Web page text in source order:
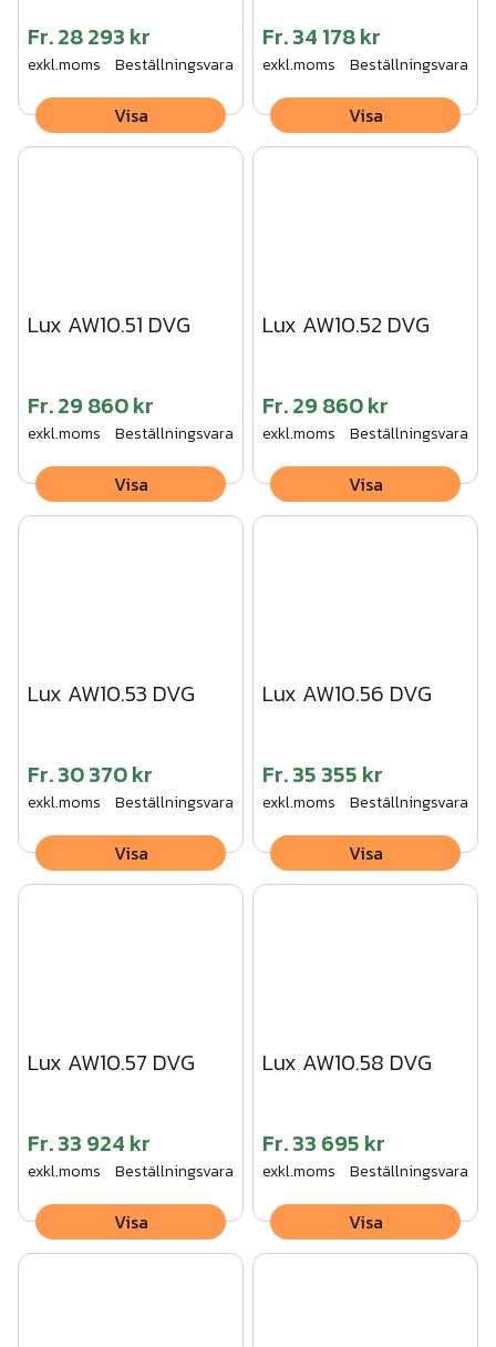
Fr.28 293 kr
exkl.moms Beställningsvara
Visa
Fr.34 178 kr
exkl.moms Beställningsvara
Visa
Lux AW10.51 DVG
Fr.29 860 kr
exkl.moms Beställningsvara
Visa
Lux AW10.52 DVG
Fr.29 860 kr
exkl.moms Beställningsvara
Visa
Lux AW10.53 DVG
Fr.30 370 kr
exkl.moms Beställningsvara
Visa
Lux AW10.56 DVG
Fr.35 355 kr
exkl.moms Beställningsvara
Visa
Lux AW10.57 DVG
Fr.33 924 kr
exkl.moms Beställningsvara
Visa
Lux AW10.58 DVG
Fr.33 695 kr
exkl.moms Beställningsvara
Visa